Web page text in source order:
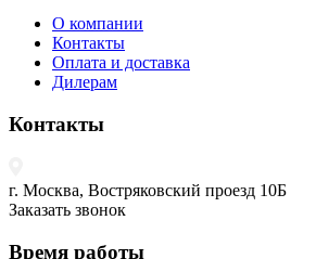
О компании
Контакты
Оплата и доставка
Дилерам
Контакты
г. Москва, Востряковский проезд 10Б
Заказать звонок
Время работы